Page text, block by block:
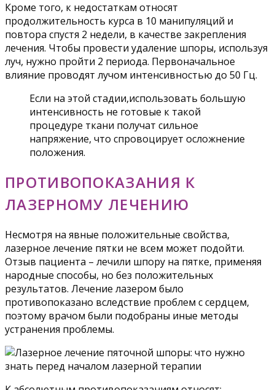
Кроме того, к недостаткам относят
продолжительность курса в 10 манипуляций и
повтора спустя 2 недели, в качестве закрепления
лечения. Чтобы провести удаление шпоры, используя
луч, нужно пройти 2 периода. Первоначальное
влияние проводят лучом интенсивностью до 50 Гц.
Если на этой стадии,использовать большую
интенсивность не готовые к такой
процедуре ткани получат сильное
напряжение, что спровоцирует осложнение
положения.
ПРОТИВОПОКАЗАНИЯ К
ЛАЗЕРНОМУ ЛЕЧЕНИЮ
Несмотря на явные положительные свойства,
лазерное лечение пятки не всем может подойти.
Отзыв пациента – лечили шпору на пятке, применяя
народные способы, но без положительных
результатов. Лечение лазером было
противопоказано вследствие проблем с сердцем,
поэтому врачом были подобраны иные методы
устранения проблемы.